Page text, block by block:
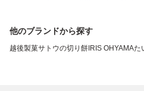
他のブランドから探す
越後製菓サトウの切り餅 IRIS OHYAMAた